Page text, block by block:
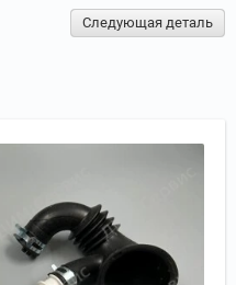
Следующая деталь